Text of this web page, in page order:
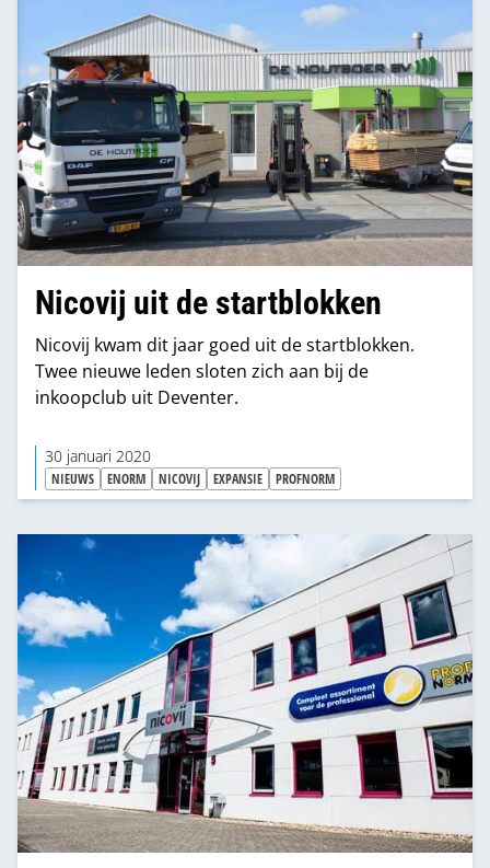
Nicovij uit de startblokken
Nicovij kwam dit jaar goed uit de startblokken.
Twee nieuwe leden sloten zich aan bij de
inkoopclub uit Deventer.
30 januari 2020
NIEUWS ENORM NICOVIJ EXPANSIE PROFNORM